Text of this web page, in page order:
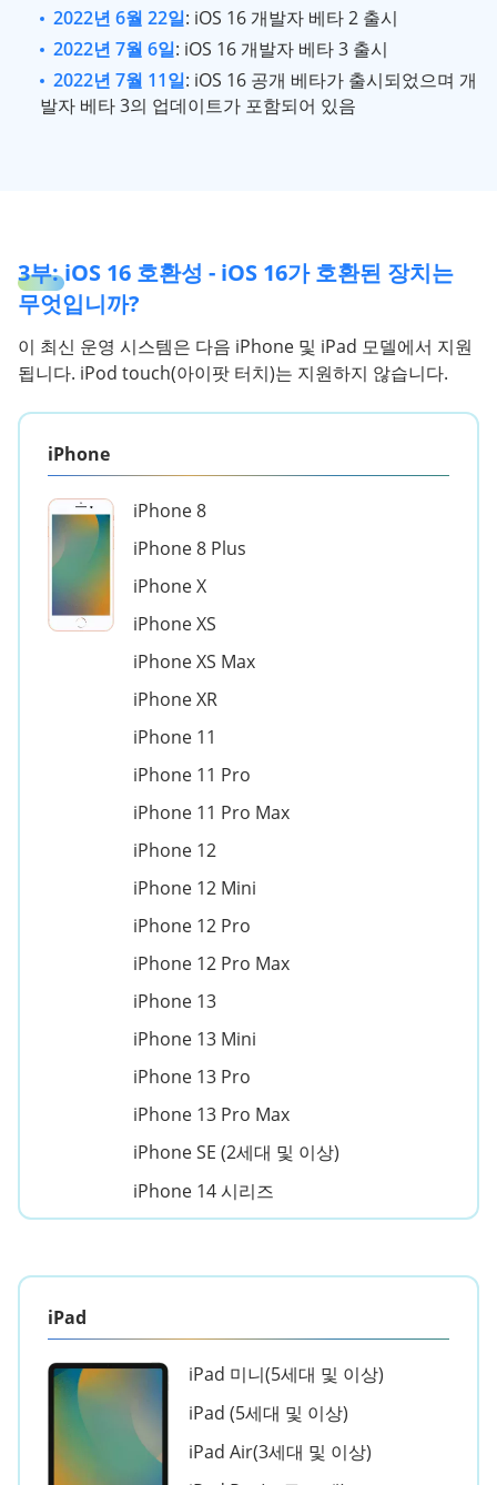
2022년 6월 22일: iOS 16 개발자 베타 2 출시
2022년 7월 6일: iOS 16 개발자 베타 3 출시
2022년 7월 11일: iOS 16 공개 베타가 출시되었으며 개
발자 베타 3의 업데이트가 포함되어 있음
3부: iOS 16 호환성 - iOS 16가 호환된 장치는
무엇입니까?
이 최신 운영 시스템은 다음 iPhone 및 iPad 모델에서 지원
됩니다. iPod touch(아이팟 터치)는 지원하지 않습니다.
iPhone
iPhone 8
iPhone 8 Plus
iPhone X
iPhone XS
iPhone XS Max
iPhone XR
iPhone 11
iPhone 11 Pro
iPhone 11 Pro Max
iPhone 12
iPhone 12 Mini
iPhone 12 Pro
iPhone 12 Pro Max
iPhone 13
iPhone 13 Mini
iPhone 13 Pro
iPhone 13 Pro Max
iPhone SE (2세대 및 이상)
iPhone 14 시리즈
iPad
iPad 미니(5세대 및 이상)
iPad (5세대 및 이상)
iPad Air(3세대 및 이상)